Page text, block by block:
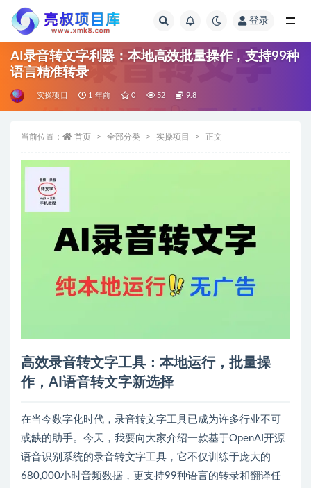
登录
AI录音转文字利器：本地高效批量操作，支持99种
语言精准转录
实操项目 1 年前 0 52 9.8
当前位置： 首页 全部分类 实操项目 正文
高效录音转文字工具：本地运行，批量操
作，AI语音转文字新选择
在当今数字化时代，录音转文字工具已成为许多行业不可
或缺的助手。今天，我要向大家介绍一款基于OpenAI开源
语音识别系统的录音转文字工具，它不仅训练于庞大的
680,000小时音频数据，更支持99种语言的转录和翻译任